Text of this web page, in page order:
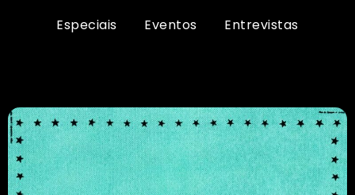
Especiais Eventos Entrevistas